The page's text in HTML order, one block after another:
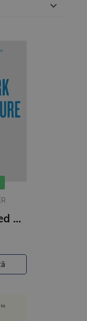
An Opinionated Guide to New York Architecture (including 4 maps)